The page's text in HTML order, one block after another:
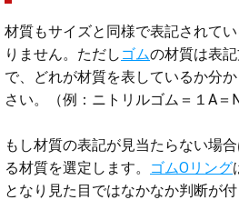
材質もサイズと同様で表記されて
りません。ただし ゴムの材質は表
で、どれが材質を表しているか分
さい。（例：ニトリルゴム＝１A＝
もし材質の表記が見当たらない場
る材質を選定します。
ゴムOリング
となり見た目ではなかなか判断が